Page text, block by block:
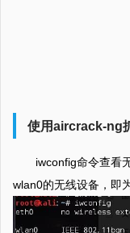
使用aircrack-ng
iwconfig命令查看
wlan0的无线设备，即